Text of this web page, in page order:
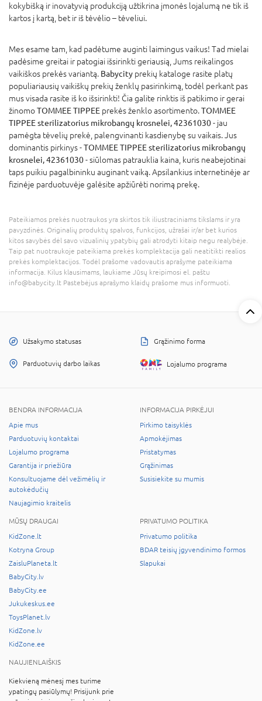
kokybišką ir inovatyvią produkciją užtikrina įmonės lojalumą ne tik iš
kartos į kartą, bet ir iš tėvėlio – tėveliui.
Mes esame tam, kad padėtume auginti laimingus vaikus! Tad mielai
padėsime greitai ir patogiai išsirinkti geriausią, Jums reikalingos
vaikiškos prekės variantą. Babycity prekių kataloge rasite platų
populiariausių vaikiškų prekių ženklų pasirinkimą, todėl perkant pas
mus visada rasite iš ko išsirinkti! Čia galite rinktis iš patikimo ir gerai
žinomoTOMMEE TIPPEE prekės ženklo asortimento.TOMMEE
TIPPEE sterilizatorius mikrobangų krosnelei, 42361030- jau
pamėgta tėvelių prekė, palengvinanti kasdienybę su vaikais. Jus
dominantis pirkinys -TOMMEE TIPPEE sterilizatorius mikrobangų
krosnelei, 42361030- siūlomas patrauklia kaina, kuris neabejotinai
taps puikiu pagalbininku auginant vaiką. Apsilankius internetinėje ar
fizinėje parduotuvėje galėsite apžiūrėti norimą prekę.
Pateikiamos prekės nuotraukos yra skirtos tik iliustraciniams tikslams ir yra
pavyzdinės. Originalių produktų spalvos, funkcijos, užrašai ir/ar bet kurios
kitos savybės dėl savo vizualinių ypatybių gali atrodyti kitaip negu realybėje.
Taip pat nuotraukoje pateikiama prekės komplektacija gali neatitikti realios
prekės komplektacijos. Todėl prašome vadovautis aprašyme pateikiama
informacija. Kilus klausimams, laukiame Jūsų kreipimosi el. paštu
info@babycity.lt Pastebėjus aprašymo klaidų prašome mus informuoti.
Užsakymo statusas Grąžinimo forma
Parduotuvių darbo laikas Lojalumo programa
BENDRA INFORMACIJA
Apie mus
Parduotuvių kontaktai
Lojalumo programa
Garantija ir priežiūra
Konsultuojame dėl vežimėlių ir
autokėdučių
Naujagimio kraitelis
INFORMACIJA PIRKĖJUI
Pirkimo taisyklės
Apmokėjimas
Pristatymas
Grąžinimas
Susisiekite su mumis
MŪSŲ DRAUGAI
KidZone.lt
Kotryna Group
ZaisluPlaneta.lt
BabyCity.lv
BabyCity.ee
Jukukeskus.ee
ToysPlanet.lv
KidZone.lv
KidZone.ee
PRIVATUMO POLITIKA
Privatumo politika
BDAR teisių įgyvendinimo formos
Slapukai
NAUJIENLAIŠKIS
Kiekvieną mėnesį mes turime
ypatingų pasiūlymų! Prisijunk prie